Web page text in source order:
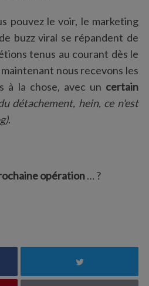
pouvez le voir, le marketing
buzz viral se répandent de
tenus au courant dès le
nous recevons les
à la chose, avec un certain
détachement, hein, ce n'est
.
opération… ?